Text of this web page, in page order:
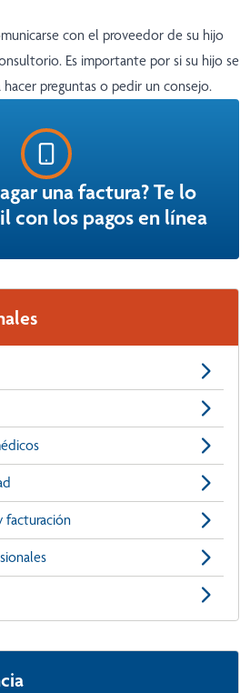
con el proveedor de su hijo
Es importante por si su hijo se
preguntas o pedir un consejo.
una factura? Te lo
con los pagos en línea
facturación